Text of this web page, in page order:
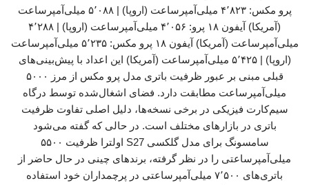
پرو مکس: ۴٬۸۲۳ میلی‌آمپرساعت (اروپا) | ۵٬۰۸۸ میلی‌آمپرساعت
(آمریکا) آیفون ۱۸ پرو: ۴٬۰۵۶ میلی‌آمپرساعت (اروپا) | ۴٬۲۸۸
میلی‌آمپرساعت (آمریکا) آیفون ۱۸ پرو مکس: ۵٬۲۳۵ میلی‌آمپرساعت
(اروپا) | ۵٬۴۲۵ میلی‌آمپرساعت (آمریکا) این اعداد با پیش‌بینی‌های
قبلی مبنی بر عبور ظرفیت باتری مدل پرو مکس از مرز ۵۰۰۰
میلی‌آمپرساعت مطابقت دارد. فضای اشغال‌شده توسط درگاه
سیم‌کارت فیزیکی در برخی نسخه‌ها، دلیل اصلی تفاوت ظرفیت
باتری در بازارهای مختلف است. در حالی که گفته می‌شود
سامسونگ برای مدل گلکسی S27 اولترا ظرفیت ۵۵۰۰
میلی‌آمپرساعتی را در نظر گرفته، برندهای چینی در حال حاضر از
باتری‌های ۷٬۵۰۰ میلی‌آمپرساعتی در پرچمداران خود استفاده